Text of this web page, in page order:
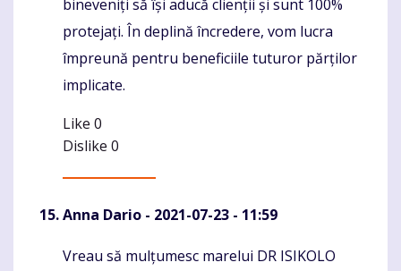
bineveniți să își aducă clienții și sunt 100%
protejați. În deplină încredere, vom lucra
împreună pentru beneficiile tuturor părților
implicate.
Like 0
Dislike 0
Anna Dario - 2021-07-23 - 11:59
Komentaras
Vreau să mulțumesc marelui DR ISIKOLO